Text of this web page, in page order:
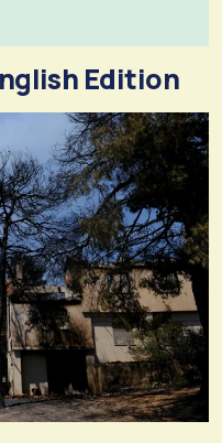
Edition